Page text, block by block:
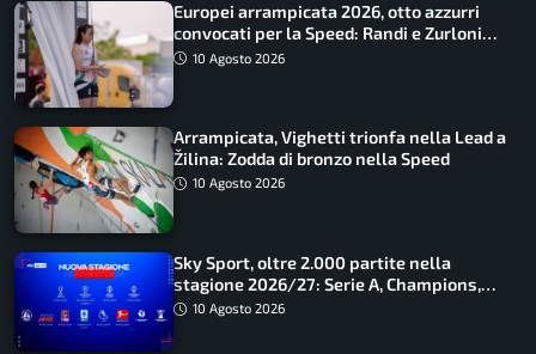
Europei arrampicata 2026, otto azzurri
convocati per la Speed: Randi e Zurloni
guidano l’Italia
10 Agosto 2026
Arrampicata, Vighetti trionfa nella Lead a
Žilina: Zodda di bronzo nella Speed
10 Agosto 2026
Sky Sport, oltre 2.000 partite nella
stagione 2026/27: Serie A, Champions,
Premier e tutte le novità
10 Agosto 2026